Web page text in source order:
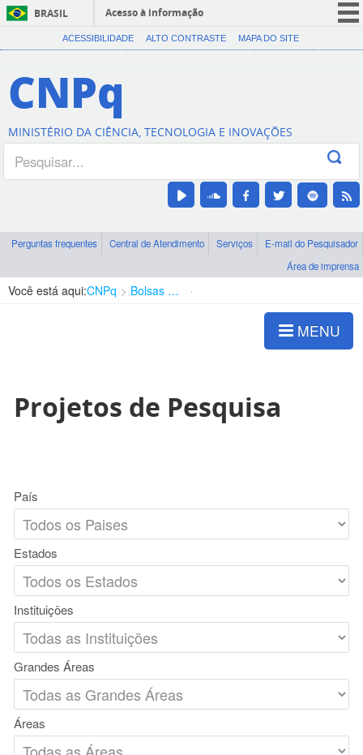
BRASIL
Acesso à informação
CORONAVÍRUS (COVID-19)
Canais
ACESSIBILIDADE ALTO CONTRASTE MAPA DO SITE
CNPq
MINISTÉRIO DA CIÊNCIA, TECNOLOGIA E INOVAÇÕES
Perguntas frequentes Central de Atendimento Serviços
E-mail do Pesquisador
Área de imprensa
Você está aqui:CNPq Bolsas e Auxílios Vigentes
MENU
Projetos de Pesquisa
País
Estados
Instituições
Grandes Áreas
Áreas